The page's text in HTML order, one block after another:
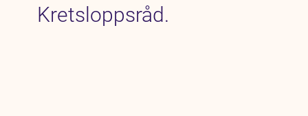
Kretsloppsråd.